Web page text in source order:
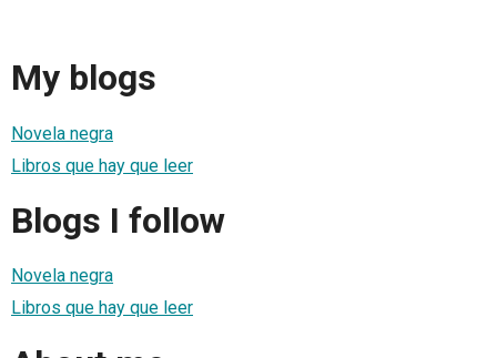
My blogs
Novela negra
Libros que hay que leer
Blogs I follow
Novela negra
Libros que hay que leer